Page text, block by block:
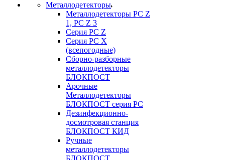
Металлодетекторы
Металлодетекторы РС Z
1, PC Z 3
Серия РС Z
Серия РС X
(всепогодные)
Сборно-разборные
металлодетекторы
БЛОКПОСТ
Арочные
Металлодетекторы
БЛОКПОСТ серия РС
Дезинфекционно-
досмотровая станция
БЛОКПОСТ КИД
Ручные
металлодетекторы
БЛОКПОСТ